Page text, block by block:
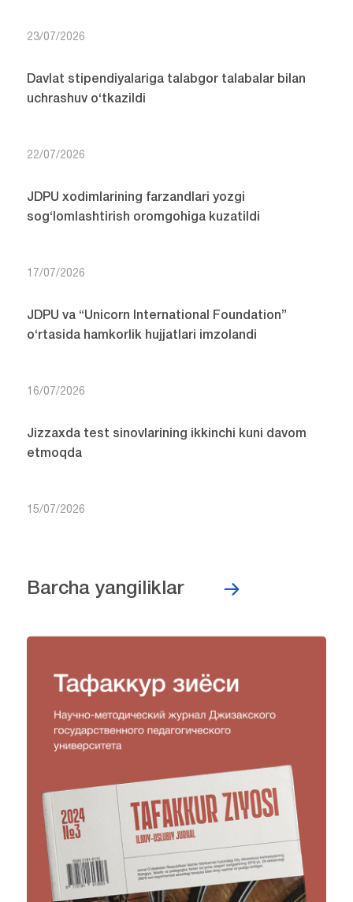
23/07/2026
Davlat stipendiyalariga talabgor talabalar bilan
uchrashuv o‘tkazildi
22/07/2026
JDPU xodimlarining farzandlari yozgi
sog‘lomlashtirish oromgohiga kuzatildi
17/07/2026
JDPU va “Unicorn International Foundation”
o‘rtasida hamkorlik hujjatlari imzolandi
16/07/2026
Jizzaxda test sinovlarining ikkinchi kuni davom
etmoqda
15/07/2026
Barcha yangiliklar